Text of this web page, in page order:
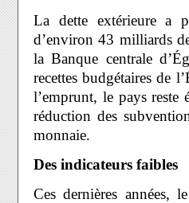
La dette extérieure a
d’environ 43 milliards
la Banque centrale
recettes budgétaires de
l’emprunt, le pays
réduction des
monnaie.
Des indicateurs faibles
Ces dernières années,